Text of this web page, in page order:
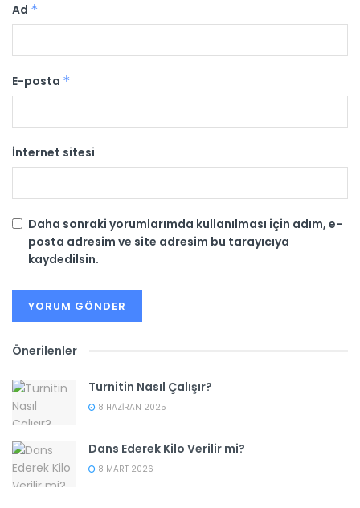
Ad *
E-posta *
İnternet sitesi
Daha sonraki yorumlarımda kullanılması için adım, e-
posta adresim ve site adresim bu tarayıcıya
kaydedilsin.
Önerilenler
Turnitin Nasıl Çalışır?
8 HAZIRAN 2025
Dans Ederek Kilo Verilir mi?
8 MART 2026